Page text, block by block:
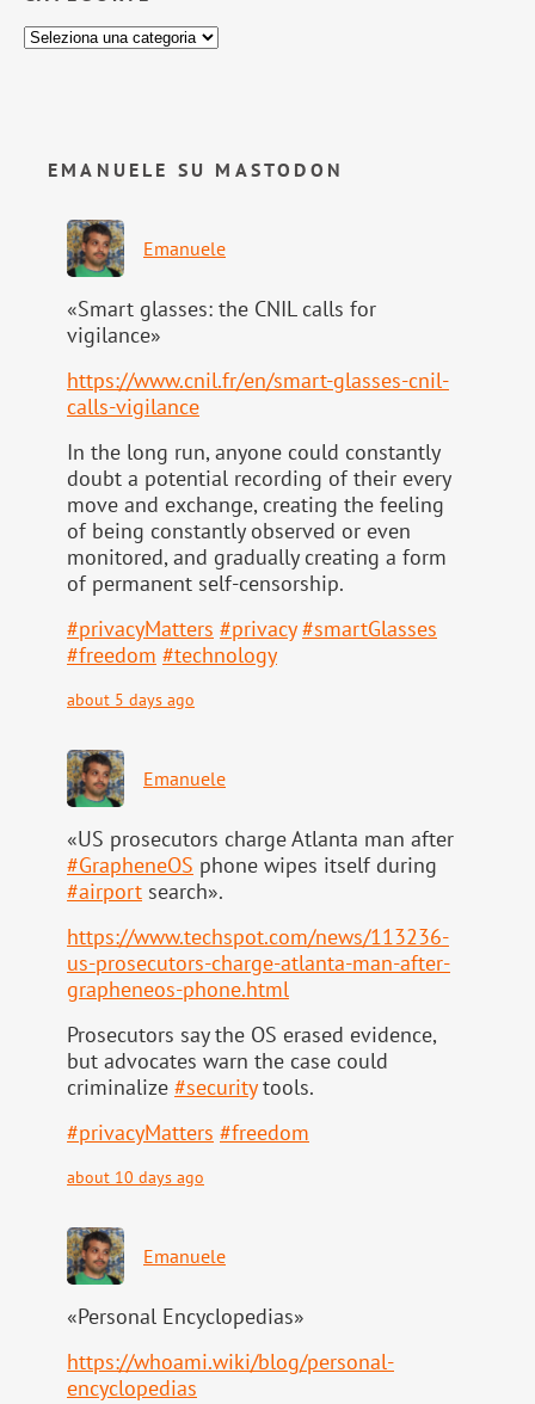
EMANUELE SU MASTODON
Emanuele
«Smart glasses: the CNIL calls for
vigilance»
https://www.cnil.fr/en/smart-glasses-cnil-
calls-vigilance
In the long run, anyone could constantly
doubt a potential recording of their every
move and exchange, creating the feeling
of being constantly observed or even
monitored, and gradually creating a form
of permanent self-censorship.
#privacyMatters #privacy #smartGlasses
#freedom #technology
about 5 days ago
Emanuele
«US prosecutors charge Atlanta man after
#GrapheneOS phone wipes itself during
#airport search».
https://www.techspot.com/news/113236-
us-prosecutors-charge-atlanta-man-after-
grapheneos-phone.html
Prosecutors say the OS erased evidence,
but advocates warn the case could
criminalize #securitytools.
#privacyMatters #freedom
about 10 days ago
Emanuele
«Personal Encyclopedias»
https://whoami.wiki/blog/personal-
encyclopedias